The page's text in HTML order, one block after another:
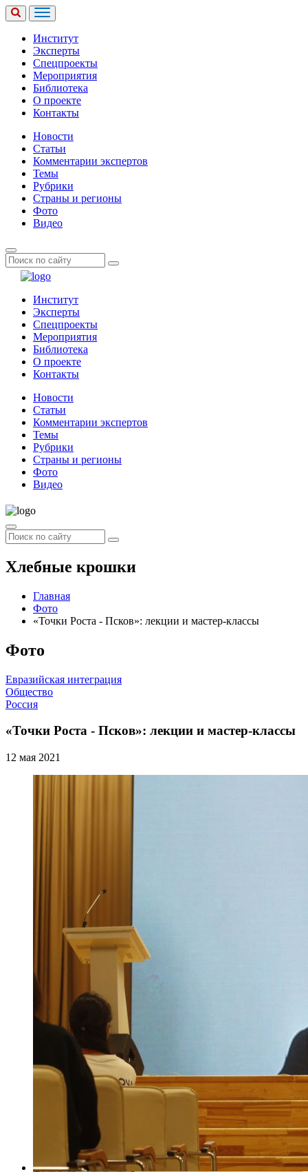
Институт
Эксперты
Спецпроекты
Мероприятия
Библиотека
О проекте
Контакты
Новости
Статьи
Комментарии экспертов
Темы
Рубрики
Страны и регионы
Фото
Видео
Институт
Эксперты
Спецпроекты
Мероприятия
Библиотека
О проекте
Контакты
Новости
Статьи
Комментарии экспертов
Темы
Рубрики
Страны и регионы
Фото
Видео
Хлебные крошки
Главная
Фото
«Точки Роста - Псков»: лекции и мастер-классы
Фото
Евразийская интеграция
Общество
Россия
«Точки Роста - Псков»: лекции и мастер-классы
12 мая 2021